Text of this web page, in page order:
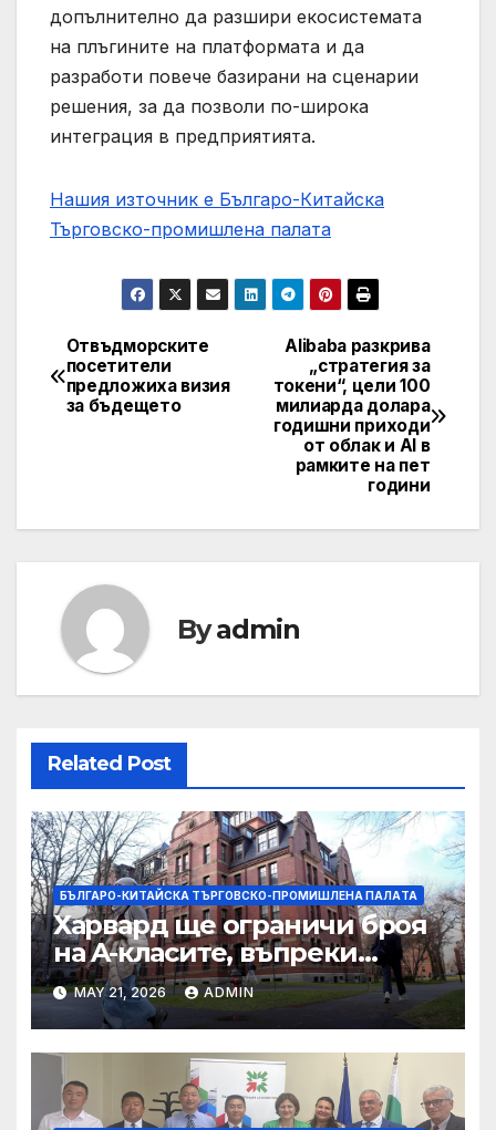
допълнително да разшири екосистемата
на плъгините на платформата и да
разработи повече базирани на сценарии
решения, за да позволи по-широка
интеграция в предприятията.
Нашия източник е Българо-Китайска
Търговско-промишлена палaта
Post
navigation
Alibaba разкрива
„стратегия за
токени“, цели 100
милиарда долара
годишни приходи
от облак и AI в
рамките на пет
години
Отвъдморските
посетители
предложиха визия
за бъдещето
Byadmin
Related Post
БЪЛГАРО-КИТАЙСКА ТЪРГОВСКО-ПРОМИШЛЕНА ПАЛAТА
Харвард ще ограничи броя
на A-класите, въпреки
силната съпротива на
студентите
MAY 21, 2026 ADMIN